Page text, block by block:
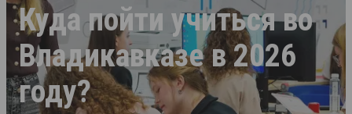
Куда пойти учиться во
Владикавказе в 2026
году?